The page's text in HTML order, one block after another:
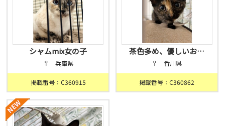
シャムmix女の子
♀ 兵庫県
掲載番号：C360915
茶色多め、優しいお…
♀ 香川県
掲載番号：C360862